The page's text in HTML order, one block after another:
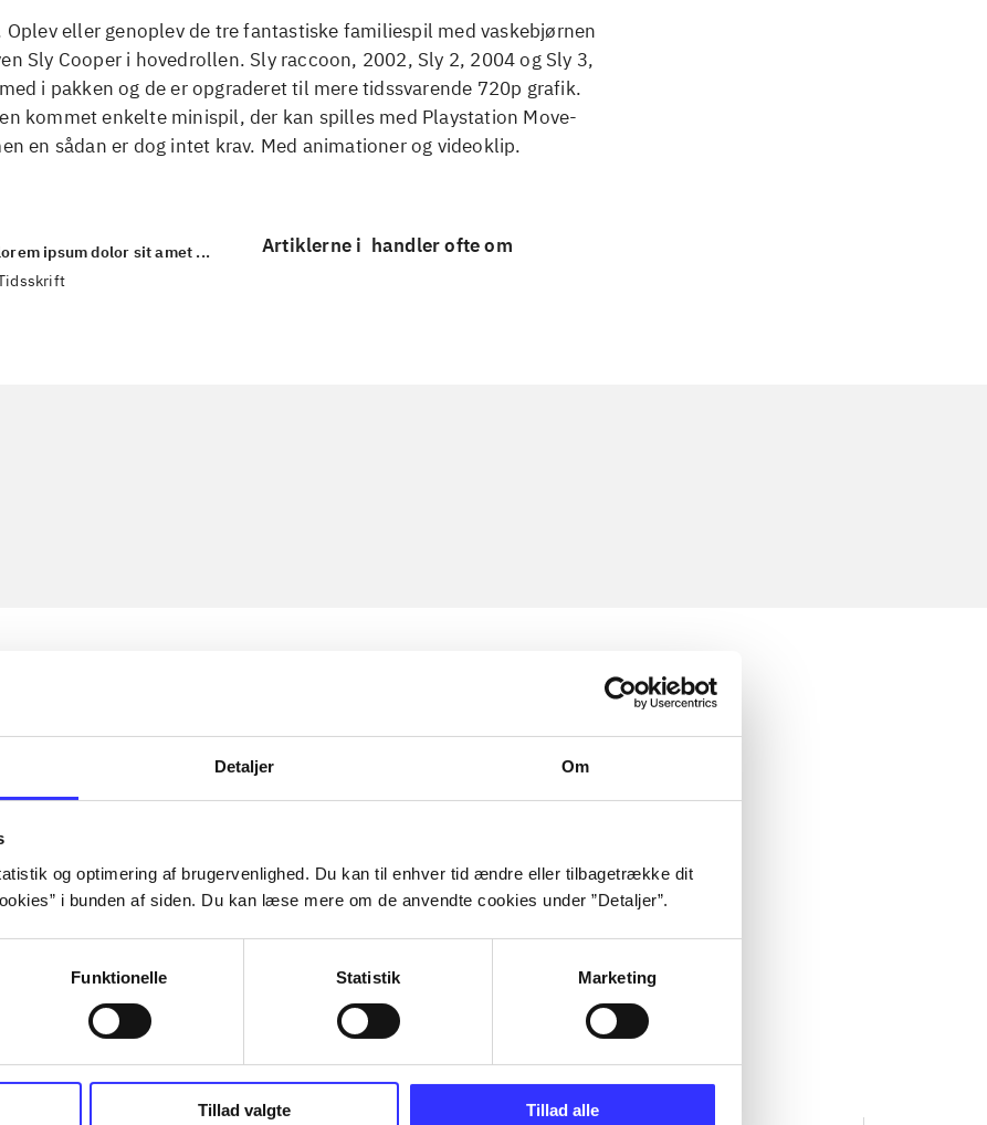
Detaljer Om
og optimering af brugervenlighed. Du kan til enhver tid ændre eller tilbagetrække dit
i bunden af siden. Du kan læse mere om de anvendte cookies under ”Detaljer”.
Funktionelle Statistik Marketing
Tillad valgte Tillad alle
eller genoplev de tre fantastiske familiespil med vaskebjørnen
Sly Cooper i hovedrollen. Sly raccoon, 2002, Sly 2, 2004 og Sly 3,
i pakken og de er opgraderet til mere tidssvarende 720p grafik.
kommet enkelte minispil, der kan spilles med Playstation Move-
en sådan er dog intet krav. Med animationer og videoklip.
ipsum dolor sit amet ...
Artiklerne i handler ofte om